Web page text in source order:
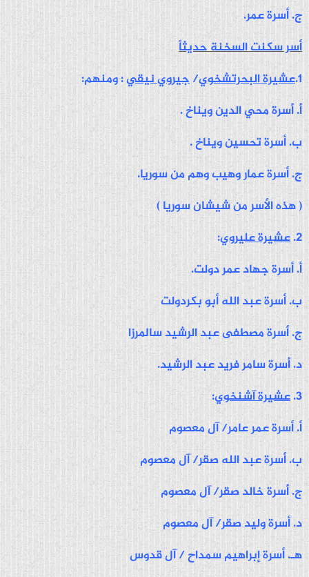
ج. أسرة عمر.
أسر سكنت السخنة حديثاً
1.عشيرة البحرتشخوي/جيروي نيقي: ومنهم:
أ. أسرة محي الدين ويناخ .
ب. أسرة تحسين ويناخ .
ج. أسرة عمار وهيب وهم من سوريا.
( هذه الأسر من شيشان سوريا )
2. عشيرة عليروي:
أ. أسرة جهاد عمر دولت.
ب. أسرة عبد الله أبو بكردولت
ج. أسرة مصطفى عبد الرشيد سالمرزا
د. أسرة سامر فريد عبد الرشيد.
3. عشيرة آشنخوي:
أ. أسرة عمر عامر/ آل معصوم
ب. أسرة عبد الله صقر/ آل معصوم
ج. أسرة خالد صقر/ آل معصوم
د. أسرة وليد صقر/ آل معصوم
هـ. أسرة إبراهيم سمداح / آل قدوس